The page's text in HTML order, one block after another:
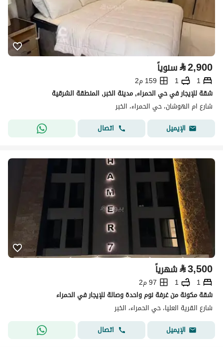
⃁2,900 سنوياً
1
1
159 م2
شقة للإيجار في حي الحمراء, مدينة الخبر, المنطقة الشرقية
شارع ام الهوشان، حي الحمراء، الخبر
الإيميل
اتصال
⃁3,500 شهرياً
1
1
97 م2
شقة مكونة من غرفة نوم واحدة وصالة للإيجار في الحمراء
شارع القرية العليا، حي الحمراء، الخبر
الإيميل
اتصال